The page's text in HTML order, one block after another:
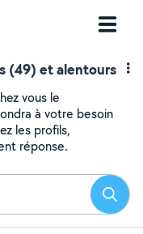
(49) et alentours
vous le
à votre besoin
les profils,
réponse.